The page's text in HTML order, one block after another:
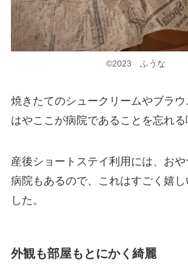
©2023 ふうな
焼きたてのシュークリームやブラウ
はやここが病院であることを忘れる
産後ショートステイ利用には、お
病院もあるので、これはすごく嬉
した。
外観も部屋もとにかく綺麗